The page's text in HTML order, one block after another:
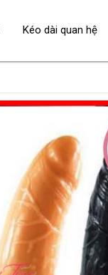
Kéo dài quan hệ